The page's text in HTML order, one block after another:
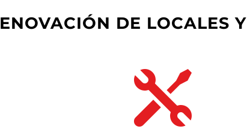
RENOVACIÓN DE LOCALES
